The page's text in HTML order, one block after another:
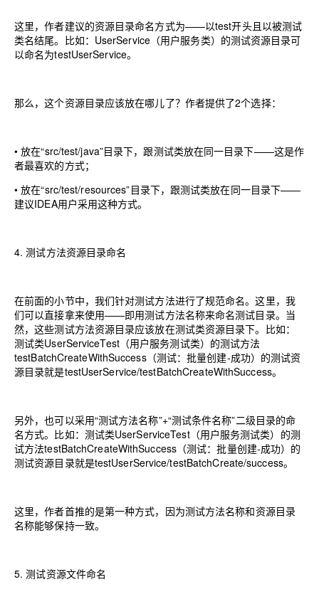
这里，作者建议的资源目录命名方式为——以test开头且以被测试
类名结尾。比如：UserService（用户服务类） 的测试资源目录可
以命名为testUserService。
那么，这个资源目录应该放在哪儿了？作者提供了2个选择：
•放在“src/test/java”目录下，跟测试类放在同一目录下——这是作
者最喜欢的方式；
•放在“src/test/resources”目录下，跟测试类放在同一目录下——
建议IDEA用户采用这种方式。
4.测试方法资源目录命名
在前面的小节中，我们针对测试方法进行了规范命名。这里，我
们可以直接拿来使用——即用测试方法名称来命名测试目录。当
然，这些测试方法资源目录应该放在测试类资源目录下。比如：
测试类UserServiceTest（用户服务测试类） 的测试方法
testBatchCreateWithSuccess（测试：批量创建-成功） 的测试资
源目录就是testUserService/testBatchCreateWithSuccess。
另外，也可以采用“测试方法名称”+“测试条件名称”二级目录的命
名方式。比如： 测试类UserServiceTest（用户服务测试类） 的测
试方法testBatchCreateWithSuccess （测试：批量创建-成功） 的
测试资源目录就是testUserService/testBatchCreate/success。
这里，作者首推的是第一种方式， 因为测试方法名称和资源目录
名称能够保持一致。
5.测试资源文件命名